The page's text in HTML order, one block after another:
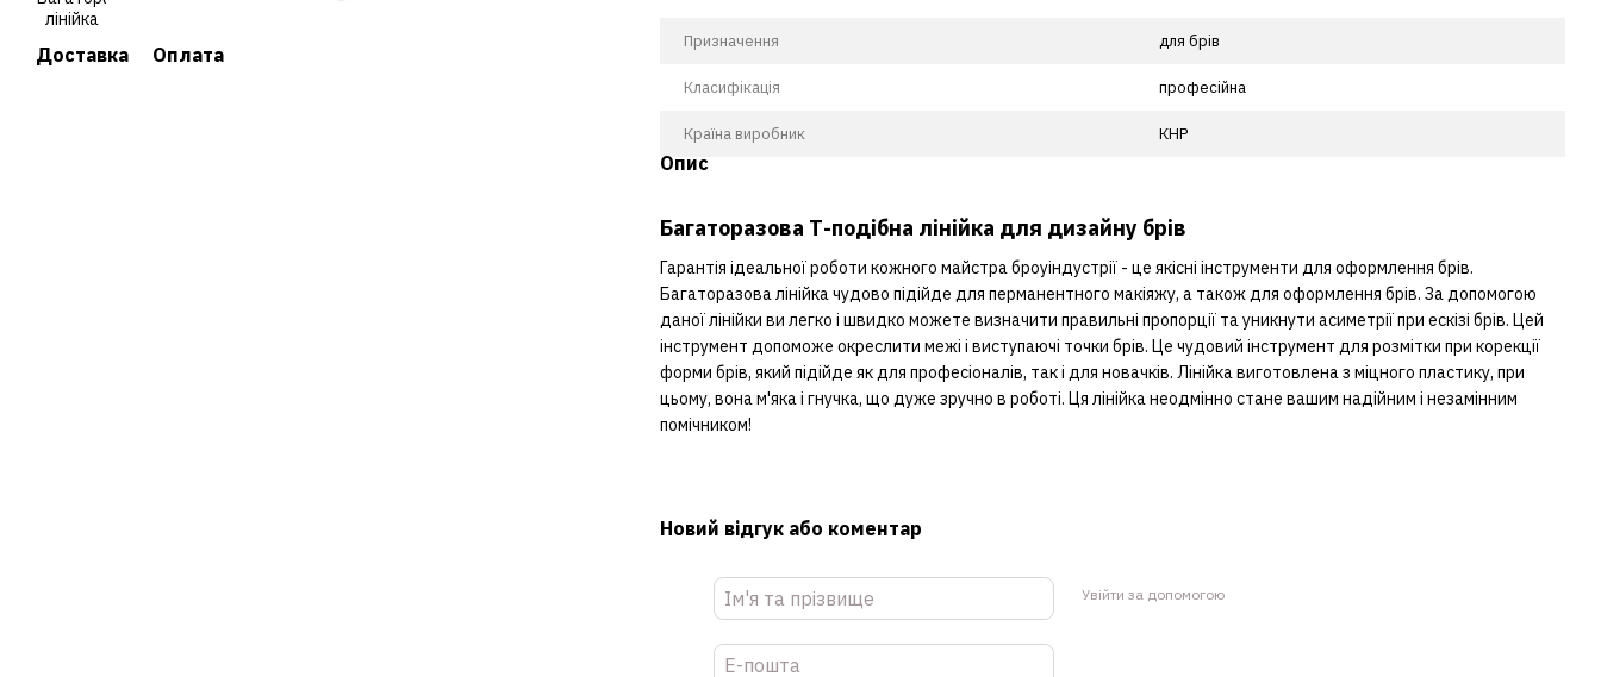
Доставка Оплата
Призначення для брів
Класифікація професійна
Країна виробник КНР
Опис
Багаторазова Т-подібна лінійка для дизайну брів
Гарантія ідеальної роботи кожного майстра броуіндустрії - це якісні інструменти для оформлення брів.
Багаторазова лінійка чудово підійде для перманентного макіяжу, а також для оформлення брів. За допомогою
даної лінійки ви легко і швидко можете визначити правильні пропорції та уникнути асиметрії при ескізі брів. Цей
інструмент допоможе окреслити межі і виступаючі точки брів. Це чудовий інструмент для розмітки при корекції
форми брів, який підійде як для професіоналів, так і для новачків. Лінійка виготовлена з міцного пластику, при
цьому, вона м'яка і гнучка, що дуже зручно в роботі. Ця лінійка неодмінно стане вашим надійним і незамінним
помічником!
Новий відгук або коментар
Увійти за допомогою